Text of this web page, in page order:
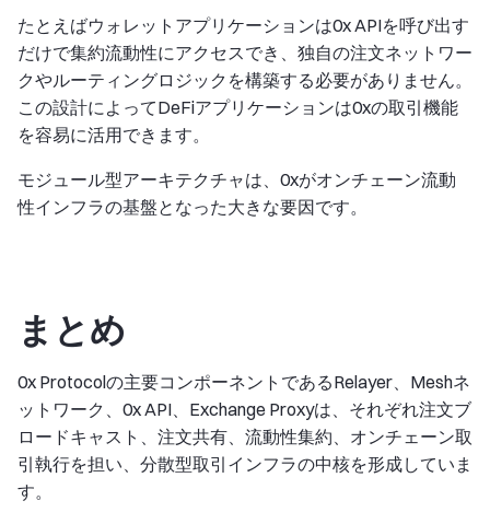
たとえばウォレットアプリケーションは0x APIを呼び出す
だけで集約流動性にアクセスでき、独自の注文ネットワー
クやルーティングロジックを構築する必要がありません。
この設計によってDeFiアプリケーションは0xの取引機能
を容易に活用できます。
モジュール型アーキテクチャは、0xがオンチェーン流動
性インフラの基盤となった大きな要因です。
まとめ
0x Protocolの主要コンポーネントであるRelayer、Meshネ
ットワーク、0x API、Exchange Proxyは、それぞれ注文ブ
ロードキャスト、注文共有、流動性集約、オンチェーン取
引執行を担い、分散型取引インフラの中核を形成していま
す。